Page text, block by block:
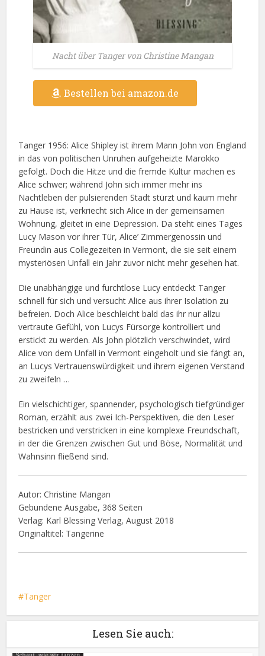
Nacht über Tanger von Christine Mangan
Bestellen bei amazon.de
Tanger 1956: Alice Shipley ist ihrem Mann John von England
in das von politischen Unruhen aufgeheizte Marokko
gefolgt. Doch die Hitze und die fremde Kultur machen es
Alice schwer; während John sich immer mehr ins
Nachtleben der pulsierenden Stadt stürzt und kaum mehr
zu Hause ist, verkriecht sich Alice in der gemeinsamen
Wohnung, gleitet in eine Depression. Da steht eines Tages
Lucy Mason vor ihrer Tür, Alice’ Zimmergenossin und
Freundin aus Collegezeiten in Vermont, die sie seit einem
mysteriösen Unfall ein Jahr zuvor nicht mehr gesehen hat.
Die unabhängige und furchtlose Lucy entdeckt Tanger
schnell für sich und versucht Alice aus ihrer Isolation zu
befreien. Doch Alice beschleicht bald das ihr nur allzu
vertraute Gefühl, von Lucys Fürsorge kontrolliert und
erstickt zu werden. Als John plötzlich verschwindet, wird
Alice von dem Unfall in Vermont eingeholt und sie fängt an,
an Lucys Vertrauenswürdigkeit und ihrem eigenen Verstand
zu zweifeln …
Ein vielschichtiger, spannender, psychologisch tiefgründiger
Roman, erzählt aus zwei Ich-Perspektiven, die den Leser
bestricken und verstricken in eine komplexe Freundschaft,
in der die Grenzen zwischen Gut und Böse, Normalität und
Wahnsinn fließend sind.
Autor: Christine Mangan
Gebundene Ausgabe, 368 Seiten
Verlag: Karl Blessing Verlag, August 2018
Originaltitel: Tangerine
Tanger
Lesen Sie auch: